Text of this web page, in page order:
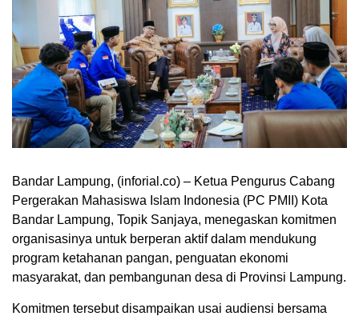
Bandar Lampung, (inforial.co) – Ketua Pengurus Cabang
Pergerakan Mahasiswa Islam Indonesia (PC PMII) Kota
Bandar Lampung, Topik Sanjaya, menegaskan komitmen
organisasinya untuk berperan aktif dalam mendukung
program ketahanan pangan, penguatan ekonomi
masyarakat, dan pembangunan desa di Provinsi Lampung.
Komitmen tersebut disampaikan usai audiensi bersama